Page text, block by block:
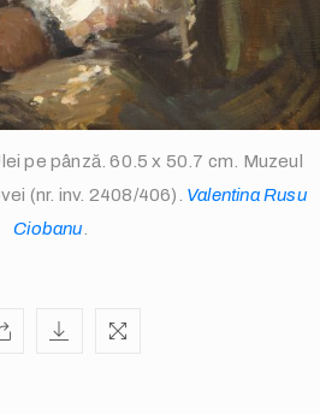
pe pânză. 60.5 x 50.7 cm. Muzeul
(nr. inv. 2408/406). Valentina Rusu
Ciobanu